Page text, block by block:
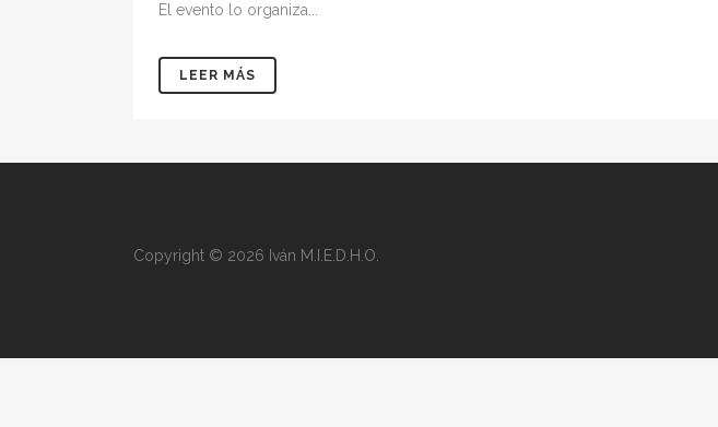
El evento lo organiza...
LEER MÁS
Copyright © 2026 Iván M.I.E.D.H.O.